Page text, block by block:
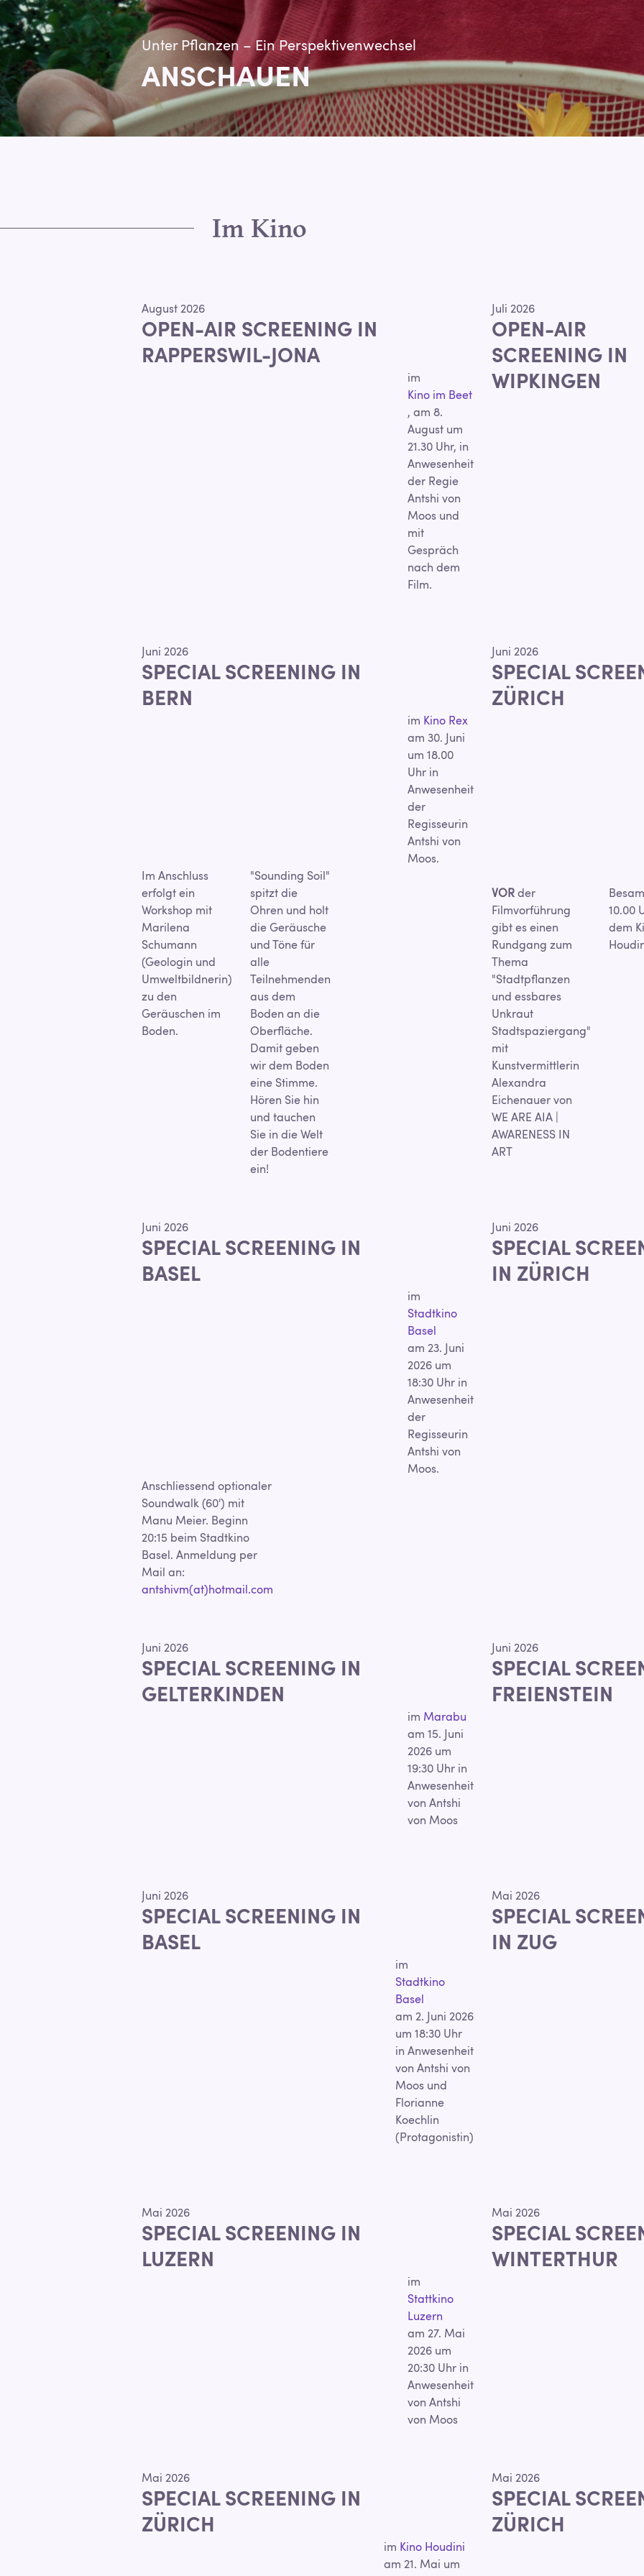
Unter Pflanzen – Ein Perspektivenwechsel
ANSCHAUEN
Im Kino
August 2026
OPEN-AIR SCREENING IN
RAPPERSWIL-JONA
im
Kino im Beet
, am 8.
August um
21.30 Uhr, in
Anwesenheit
der Regie
Antshi von
Moos und
mit
Gespräch
nach dem
Film.
Juli 2026
OPEN-AIR
SCREENING IN
WIPKINGEN
Juni 2026
SPECIAL SCREENING IN
BERN
im Kino Rex
am 30. Juni
um 18.00
Uhr in
Anwesenheit
der
Regisseurin
Antshi von
Moos.
Im Anschluss
erfolgt ein
Workshop mit
Marilena
Schumann
(Geologin und
Umweltbildnerin)
zu den
Geräuschen im
Boden.
"Sounding Soil"
spitzt die
Ohren und holt
die Geräusche
und Töne für
alle
Teilnehmenden
aus dem
Boden an die
Oberfläche.
Damit geben
wir dem Boden
eine Stimme.
Hören Sie hin
und tauchen
Sie in die Welt
der Bodentiere
ein!
Juni 2026
SPECIAL
ZÜRICH
VORder
Filmvorführung
gibt es einen
Rundgang zum
Thema
"Stadtpflanzen
und essbares
Unkraut
Stadtspaziergang"
mit
Kunstvermittlerin
Alexandra
Eichenauer von
WE ARE AIA |
AWARENESS IN
ART
10.00
dem
Juni 2026
SPECIAL SCREENING IN
BASEL
im
Stadtkino
Basel
am 23. Juni
2026 um
18:30 Uhr in
Anwesenheit
der
Regisseurin
Antshi von
Moos.
Anschliessend optionaler
Soundwalk (60') mit
Manu Meier. Beginn
20:15 beim Stadtkino
Basel. Anmeldung per
Mail an:
antshivm(at)hotmail.com
Juni 2026
SPECIAL
IN ZÜRICH
Juni 2026
SPECIAL SCREENING IN
GELTERKINDEN
im Marabu
am 15. Juni
2026 um
19:30 Uhr in
Anwesenheit
von Antshi
von Moos
Juni 2026
SPECIAL
FREIENSTEIN
Juni 2026
SPECIAL SCREENING IN
BASEL
im
Stadtkino
Basel
am 2. Juni 2026
um 18:30 Uhr
in Anwesenheit
von Antshi von
Moos und
Florianne
Koechlin
(Protagonistin)
Mai 2026
SPECIAL
IN ZUG
Mai 2026
SPECIAL SCREENING IN
LUZERN
im
Stattkino
Luzern
am 27. Mai
2026 um
20:30 Uhr in
Anwesenheit
von Antshi
von Moos
Mai 2026
SPECIAL
WINTERTHUR
Mai 2026
SPECIAL SCREENING IN
ZÜRICH
im Kino Houdini
am 21. Mai um
Mai 2026
SPECIAL
ZÜRICH